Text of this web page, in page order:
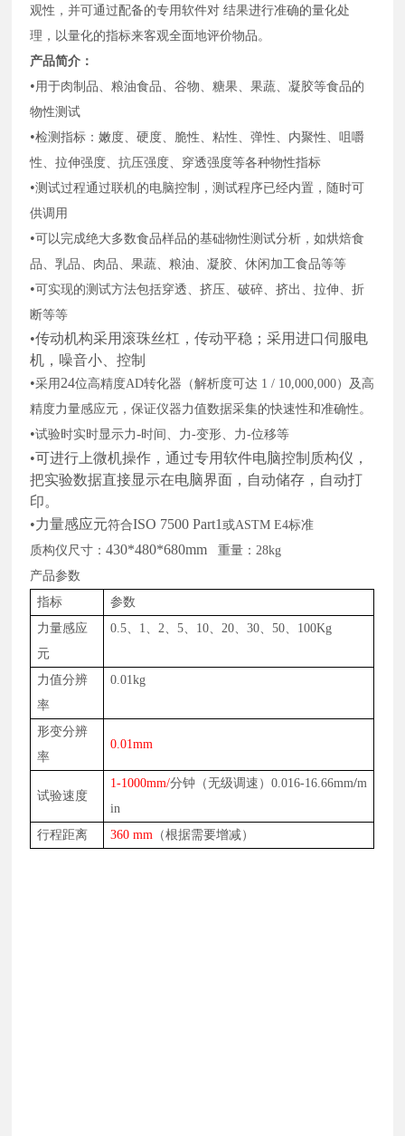
观性，并可通过配备的专用软件对 结果进行准确的量化处
理，以量化的指标来客观全面地评价物品。
产品简介：
• 用于肉制品、粮油食品、谷物、糖果、果蔬、凝胶等食品的
物性测试
•检测指标：嫩度、硬度、脆性、粘性、弹性、内聚性、咀嚼
性、拉伸强度、抗压强度、穿透强度等各种物性指标
•测试过程通过联机的电脑控制 ，测试程序已经内置，随时可
供调用
•可以完成绝大多数食品样品的基础物性测试分析，如烘焙食
品、乳品、肉品、果蔬、粮油、凝胶、休闲加工食品等等
•可实现的测试方法包括穿透、挤压、破碎、挤出、拉伸、折
断等等
•传动机构采用滚珠丝杠，传动平稳；采用进口伺服电
机，噪音小、控制
•采用 24位高精度AD转化器（解析度可达 1 / 10,000,000）及高
精度力量感应元 ，保证仪器力值数据采集的快速性和准确性。
•试验时实时显示力-时间、力-变形、力-位移等
•可进行上微机操作，通过专用软件电脑控制质构仪，
把实验数据直接显示在电脑界面，自动储存，自动打
印。
•力量感应元符合ISO 7500 Part1或ASTM E4标准
质构仪尺寸：430*480*680mm重量： 28kg
产品参数
指标
参数
力量感应
元
0.5 1 2 、5 10 20 、30 、50 100Kg
力值分辨
率
0.01kg
形变分辨
率
0.01mm
试验速度
1-1000mm/分钟 （无级调速）0.016-16.66mm/m
in
行程距离 360 mm （根据需要增减）